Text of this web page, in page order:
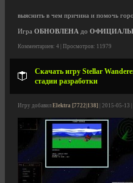
выяснить в чем причина и помочь
Игра ОБНОВЛЕНА до
Комментариев: 4 | Просмотров: 11979
Скачать игру Stellar
стадии разработки
Игру добавил Elektra [7722|138] | 2015-05-13 |